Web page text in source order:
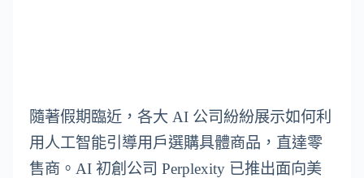
隨著假期臨近，各大 AI 公司紛紛展示如何利
用人工智能引導用戶選購具體商品，直達零
售商。AI 初創公司 Perplexity 已推出面向美